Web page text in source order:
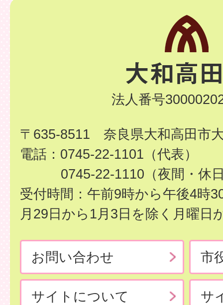
法人番号
〒635-8511 奈良県大和高田市
電話：0745-22-1101（代表）
0745-22-1110（夜間・休
受付時間：午前9時から午後4時
月29日から1月3日を除く月曜日
お問い合わせ 市
サイトについて サ